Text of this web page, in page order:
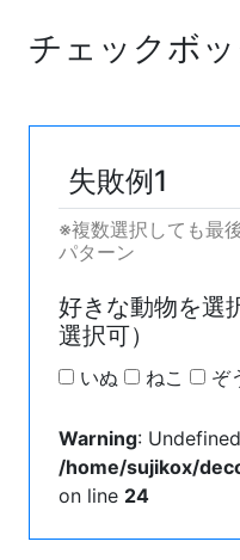
チェックボ
失敗例1
※複数選択しても最
パターン
好きな動物を選
選択可）
いぬ ねこ ぞ
Warning:
/home/sujikox/
on line 24